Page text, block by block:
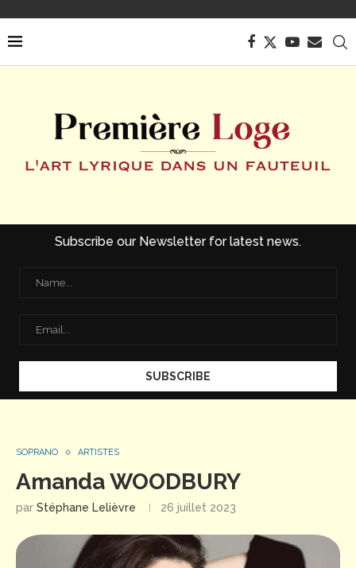
Subscribe our Newsletter for latest news.
SOPRANO ARTISTES
Amanda WOODBURY
par Stéphane Lelièvre 26 juillet 2023